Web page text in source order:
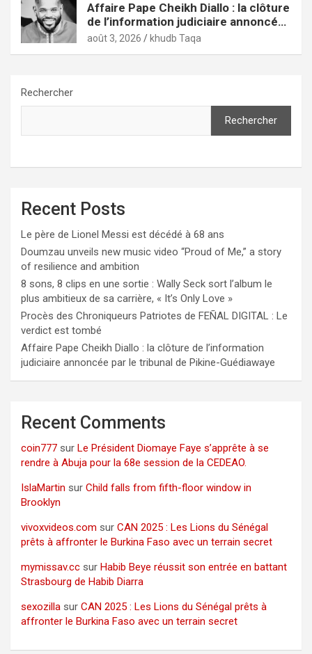
Affaire Pape Cheikh Diallo : la clôture
de l’information judiciaire annoncée
par le tribunal de Pikine-Guédiawaye
août 3, 2026 khudb Taqa
Rechercher
Rechercher
Recent Posts
Le père de Lionel Messi est décédé à 68 ans
Doumzau unveils new music video “Proud of Me,” a story
of resilience and ambition
8 sons, 8 clips en une sortie : Wally Seck sort l’album le
plus ambitieux de sa carrière, « It’s Only Love »
Procès des Chroniqueurs Patriotes de FEÑAL DIGITAL : Le
verdict est tombé
Affaire Pape Cheikh Diallo : la clôture de l’information
judiciaire annoncée par le tribunal de Pikine-Guédiawaye
Recent Comments
coin777 sur Le Président Diomaye Faye s’apprête à se
rendre à Abuja pour la 68e session de la CEDEAO.
IslaMartin sur Child falls from fifth-floor window in
Brooklyn
vivoxvideos.com sur CAN 2025 : Les Lions du Sénégal
prêts à affronter le Burkina Faso avec un terrain secret
mymissav.cc sur Habib Beye réussit son entrée en battant
Strasbourg de Habib Diarra
sexozilla sur CAN 2025 : Les Lions du Sénégal prêts à
affronter le Burkina Faso avec un terrain secret